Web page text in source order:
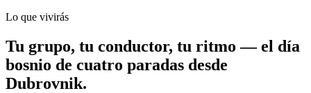
Lo que vivirás
Tu grupo, tu conductor, tu ritmo — el día
bosnio de cuatro paradas desde
Dubrovnik.